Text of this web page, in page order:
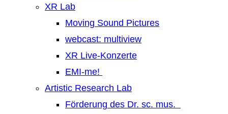
XR Lab
Moving Sound Pictures
webcast: multiview
XR Live-Konzerte
EMI-me!
Artistic Research Lab
Förderung des Dr. sc. mus.